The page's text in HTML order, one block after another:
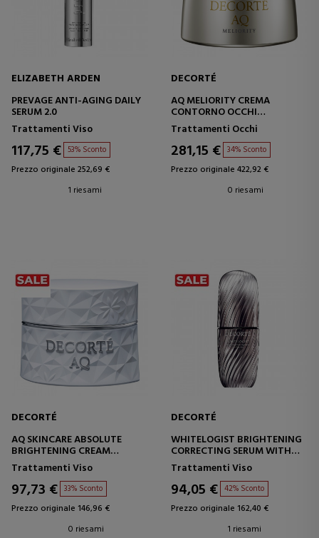
ELIZABETH ARDEN
PREVAGE ANTI-AGING DAILY
SERUM 2.0
Trattamenti Viso
117,75 € 53% Sconto
Prezzo originale 252,69 €
1 riesami
DECORTÉ
AQ MELIORITY CREMA
CONTORNO OCCHI
RIGENERANTE INTENSIVA
CREMA RIGENERANTE
INTENSIVA
Trattamenti Occhi
281,15 € 34% Sconto
Prezzo originale 422,92 €
0 riesami
DECORTÉ
AQ SKINCARE ABSOLUTE
BRIGHTENING CREAM
CREMA ANTI-IMPERFEZIONI -
RASSODANTE
Trattamenti Viso
97,73 € 33% Sconto
Prezzo originale 146,96 €
0 riesami
DECORTÉ
WHITELOGIST BRIGHTENING
CORRECTING SERUM WITH
KOJIC ACID
SIERO CORRETTIVO E
ILLUMINANTE
Trattamenti Viso
94,05 € 42% Sconto
Prezzo originale 162,40 €
1 riesami